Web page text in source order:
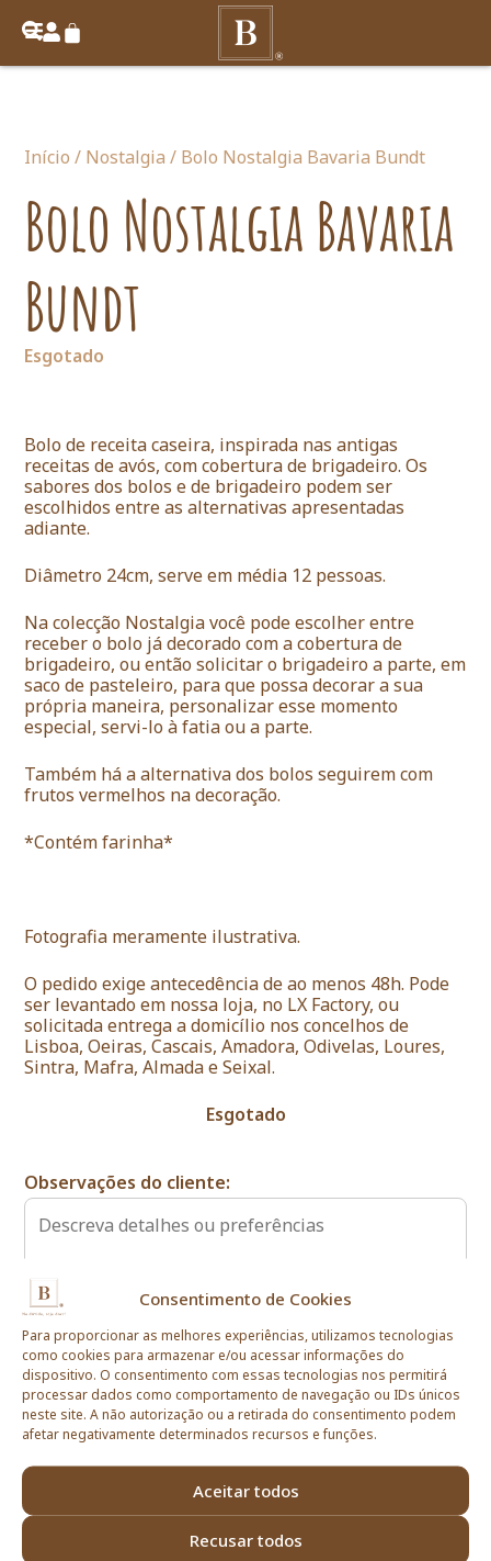
Consentimento de Cookies
Para proporcionar as melhores experiências, utilizamos tecnologias
como cookies para armazenar e/ou acessar informações do
dispositivo. O consentimento com essas tecnologias nos permitirá
processar dados como comportamento de navegação ou IDs únicos
neste site. A não autorização ou a retirada do consentimento podem
afetar negativamente determinados recursos e funções.
Aceitar todos
Recusar todos
Início / Nostalgia / Bolo Nostalgia Bavaria Bundt
Bolo Nostalgia Bavaria
Bundt
Bolo de receita caseira, inspirada nas antigas
receitas de avós, com cobertura de brigadeiro. Os
sabores dos bolos e de brigadeiro podem ser
escolhidos entre as alternativas apresentadas
adiante.
Diâmetro 24cm, serve em média 12 pessoas.
Na colecção Nostalgia você pode escolher entre
receber o bolo já decorado com a cobertura de
brigadeiro, ou então solicitar o brigadeiro a parte, em
saco de pasteleiro, para que possa decorar a sua
própria maneira, personalizar esse momento
especial, servi-lo à fatia ou a parte.
Também há a alternativa dos bolos seguirem com
frutos vermelhos na decoração.
*Contém farinha*
Fotografia meramente ilustrativa.
O pedido exige antecedência de ao menos 48h. Pode
ser levantado em nossa loja, no LX Factory, ou
solicitada entrega a domicílio nos concelhos de
Lisboa, Oeiras, Cascais, Amadora, Odivelas, Loures,
Sintra, Mafra, Almada e Seixal.
Esgotado
Esgotado
Observações do cliente:
Este produto está esgotado e indisponível.
Prazos de Entrega